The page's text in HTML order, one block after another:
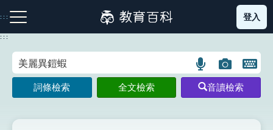
到
主
:::
注音索引圖示 筆畫索引圖示 部首索引表圖示
登入
:::
語
言
搜
圖
片
搜
開
鍵
圖
詞條檢索 全文檢索 音讀檢索